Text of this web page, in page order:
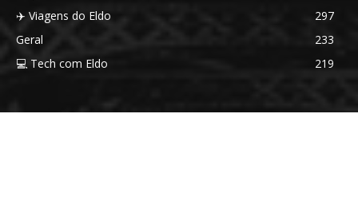
✈️ Viagens do Eldo
297
Geral
233
💻 Tech com Eldo
219